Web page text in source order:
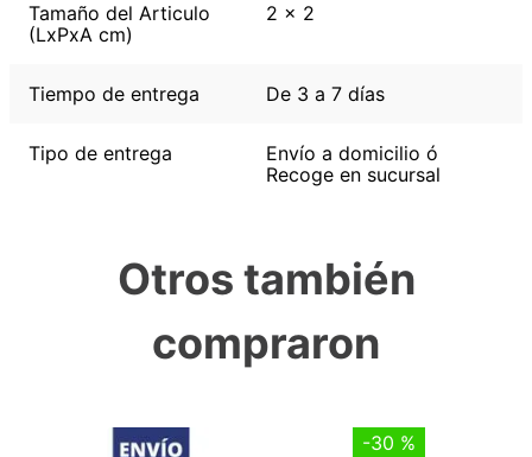
Tamaño del Articulo
(LxPxA cm)
2 x 2
Tiempo de entrega De 3 a 7 días
Tipo de entrega
Envío a domicilio ó
Recoge en sucursal
Otros también
compraron
-30 %